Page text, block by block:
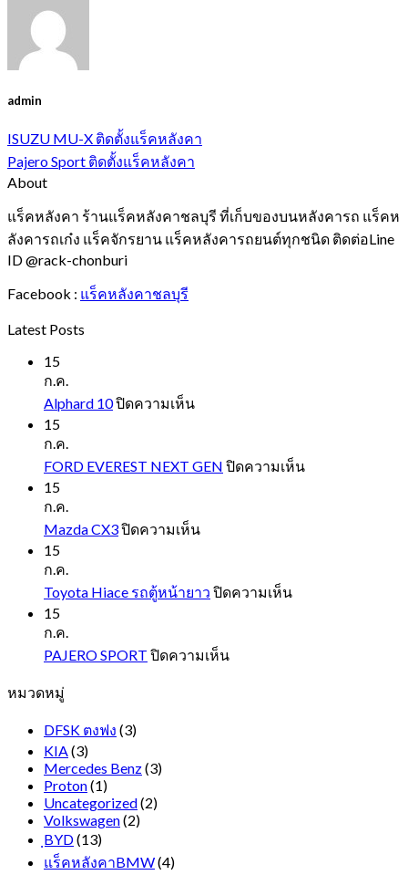
admin
ISUZU MU-X ติดตั้งแร็คหลังคา
Pajero Sport ติดตั้งแร็คหลังคา
About
แร็คหลังคา ร้านแร็คหลังคาชลบุรี ที่เก็บของบนหลังคารถ แร็คห
ลังคารถเก๋ง แร็คจักรยาน แร็คหลังคารถยนต์ทุกชนิด ติดต่อLine
ID @rack-chonburi
Facebook : แร็คหลังคาชลบุรี
Latest Posts
15
ก.ค.
Alphard 10ปิดความเห็นบน
15
ก.ค.
FORD EVEREST NEXT GEN ปิดความเห็นบน
15
ก.ค.
Mazda CX3ปิดความเห็นบน
15
ก.ค.
Toyota Hiace รถตู้หน้ายาว ปิดความเห็นบน
15
ก.ค.
PAJERO SPORT ปิดความเห็นบน
หมวดหมู่
DFSK ตงฟง (3)
KIA(3)
Mercedes Benz(3)
Proton(1)
Uncategorized(2)
Volkswagen(2)
ฺBYD(13)
แร็คหลังคาBMW(4)